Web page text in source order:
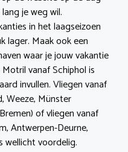
je weg wil.
in het laagseizoen
lager. Maak ook een
waar je jouw vakantie
vanaf Schiphol is
invullen. Vliegen vanaf
Weeze, Münster
of vliegen vanaf
Antwerpen-Deurne,
wellicht voordelig.